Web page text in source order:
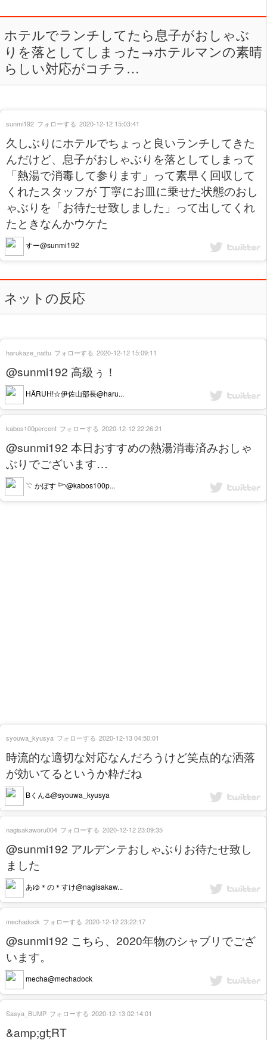
ホテルでランチしてたら息子がおしゃぶ
りを落としてしまった→ホテルマンの素晴
らしい対応がコチラ…
久しぶりにホテルでちょっと良いランチしてきた
んだけど、息子がおしゃぶりを落としてしまって
「熱湯で消毒して参ります」って素早く回収して
くれたスタッフが 丁寧にお皿に乗せた状態のおし
ゃぶりを「お待たせ致しました」って出してくれ
たときなんかウケた
すー@sunmi192
sunmi192 フォローする 2020-12-12 15:03:41
ネットの反応
@sunmi192 高級ぅ！
HÄRUH!☆伊佐山部長@haru...
harukaze_nattu フォローする 2020-12-12 15:09:11
@sunmi192 本日おすすめの熱湯消毒済みおしゃ
ぶりでございます…
𓇢 かぼす 𓆸@kabos100p...
kabos100percent フォローする 2020-12-12 22:26:21
時流的な適切な対応なんだろうけど笑点的な洒落
が効いてるというか粋だね
Bくん♨️@syouwa_kyusya
syouwa_kyusya フォローする 2020-12-13 04:50:01
@sunmi192 アルデンテおしゃぶりお待たせ致し
ました
あゆ＊の＊すけ@nagisakaw...
nagisakaworu004 フォローする 2020-12-12 23:09:35
@sunmi192 こちら、2020年物のシャブリでござ
います。
mecha@mechadock
mechadock フォローする 2020-12-12 23:22:17
&amp;gt;RT
Sasya_BUMP フォローする 2020-12-13 02:14:01